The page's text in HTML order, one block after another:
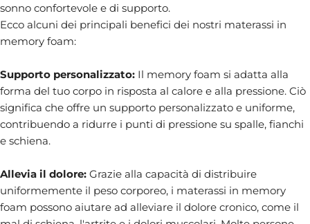
sonno confortevole e di supporto.
Ecco alcuni dei principali benefici dei nostri materassi in
memory foam:
Supporto personalizzato: Il memory foam si adatta alla
forma del tuo corpo in risposta al calore e alla pressione. Ciò
significa che offre un supporto personalizzato e uniforme,
contribuendo a ridurre i punti di pressione su spalle, fianchi
e schiena.
Allevia il dolore: Grazie alla capacità di distribuire
uniformemente il peso corporeo, i materassi in memory
foam possono aiutare ad alleviare il dolore cronico, come il